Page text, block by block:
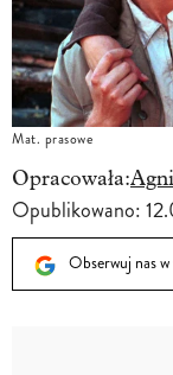
Mat. prasowe
Opracowała:
Opublikowano:
Obserwuj nas